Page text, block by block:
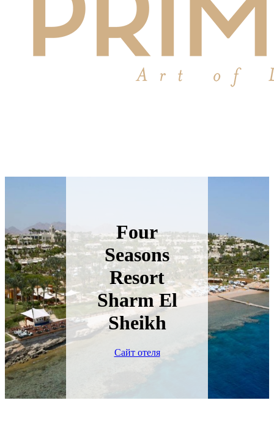
Four
Seasons
Resort
Sharm El
Sheikh
Сайт отеля